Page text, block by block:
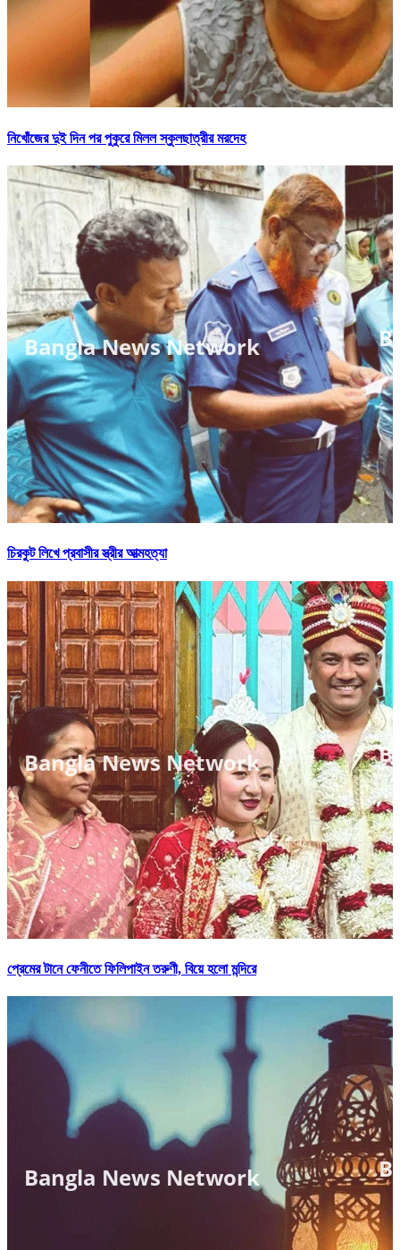
নিখোঁজের দুই দিন পর পুকুরে মিলল স্কুলছাত্রীর মরদেহ
চিরকুট লিখে প্রবাসীর স্ত্রীর আত্মহত্যা
প্রেমের টানে ফেনীতে ফিলিপাইন তরুণী, বিয়ে হলো মন্দিরে